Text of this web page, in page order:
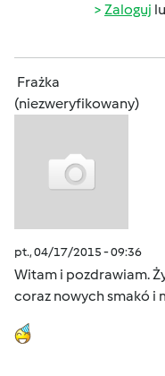
Zaloguj
Frażka
(niezweryfikowany)
pt., 04/17/2015 - 09:36
Witam i pozdrawiam.
coraz nowych smakó i